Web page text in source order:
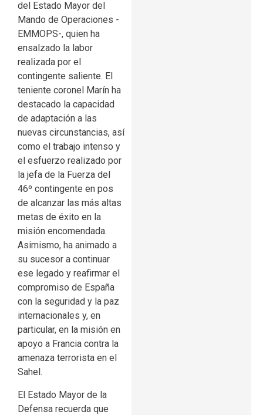
del Estado Mayor del
Mando de Operaciones -
EMMOPS-, quien ha
ensalzado la labor
realizada por el
contingente saliente. El
teniente coronel Marín ha
destacado la capacidad
de adaptación a las
nuevas circunstancias, así
como el trabajo intenso y
el esfuerzo realizado por
la jefa de la Fuerza del
46º contingente en pos
de alcanzar las más altas
metas de éxito en la
misión encomendada.
Asimismo, ha animado a
su sucesor a continuar
ese legado y reafirmar el
compromiso de España
con la seguridad y la paz
internacionales y, en
particular, en la misión en
apoyo a Francia contra la
amenaza terrorista en el
Sahel.
El Estado Mayor de la
Defensa recuerda que